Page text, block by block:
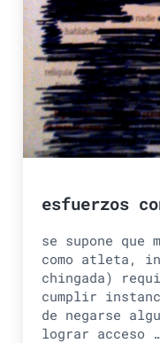
esfuerzos
se supone que
como atleta,
chingada)
cumplir
de negarse
lograr acceso